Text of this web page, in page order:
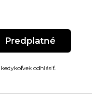
Predplatné
odhlásiť.